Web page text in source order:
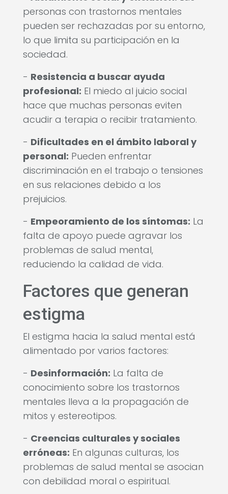
personas con trastornos mentales
pueden ser rechazadas por su entorno,
lo que limita su participación en la
sociedad.
- Resistencia a buscar ayuda
profesional: El miedo al juicio social
hace que muchas personas eviten
acudir a terapia o recibir tratamiento.
- Dificultades en el ámbito laboral y
personal: Pueden enfrentar
discriminación en el trabajo o tensiones
en sus relaciones debido a los
prejuicios.
- Empeoramiento de los síntomas: La
falta de apoyo puede agravar los
problemas de salud mental,
reduciendo la calidad de vida.
Factores que generan
estigma
El estigma hacia la salud mental está
alimentado por varios factores:
- Desinformación: La falta de
conocimiento sobre los trastornos
mentales lleva a la propagación de
mitos y estereotipos.
- Creencias culturales y sociales
erróneas: En algunas culturas, los
problemas de salud mental se asocian
con debilidad moral o espiritual.